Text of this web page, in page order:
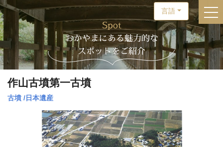
言語
Spot
おかやまにある魅力的な
スポットをご紹介
作山古墳第一古墳
古墳 /日本遺産